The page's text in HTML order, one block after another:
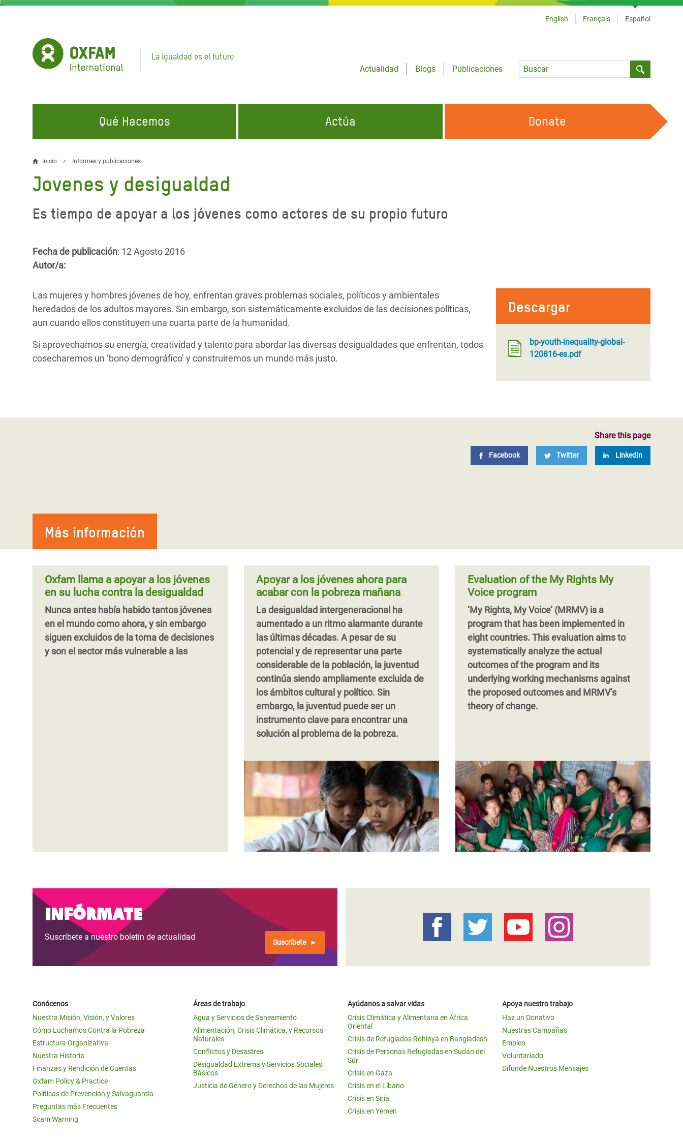
Pasar
La igualdad es el futuro
Actualidad
Blogs
Publicaciones
Language
English Français Español
Qué Hacemos
EN QUÉ TRABAJAMOS
Agua y Servicios de
Saneamiento
Alimentación, Crisis Climática,
Conflictos y Desastres
Desigualdad Extrema y
Inequality and Rights in a
Digital Age
Gender, Rights, and Justice
Gaza Crisis Appeal
Líbano
Crisis de Refugiados Rohinyá
en Bangladesh
Crisis en Siria
Actúa
ÚNETE A NUESTRAS CAMPAÑAS
Climate Justice
Únete a Nuestra Comunidad para
Erradiquemos el Sufrimiento Humano que
se Oculta tras los Alimentos
¡Basta! Acabemos con las violencias contra
mujeres y niñas
Donate
Sobrescribir
enlaces
de
a
navegación
Inicio Informes y publicaciones
Jovenes y desigualdad
Es tiempo de apoyar a los jóvenes como actores de su propio futuro
Fecha de publicación: 12 Agosto 2016
Autor/a:
Descargar
bp-youth-inequality-global-
120816-es.pdf
Las mujeres y hombres jóvenes de hoy, enfrentan graves problemas sociales, políticos y ambientales
heredados de los adultos mayores. Sin embargo, son sistemáticamente excluidos de las decisiones políticas,
aun cuando ellos constituyen una cuarta parte de la humanidad.
Si aprovechamos su energía, creatividad y talento para abordar las diversas desigualdades que enfrentan, todos
cosecharemos un ‘bono demográfico’ y construiremos un mundo más justo.
Share this page
Facebook Twitter LinkedIn
Más información
Oxfam llama a apoyar a los jóvenes
en su lucha contra la desigualdad
Nunca antes había habido tantos jóvenes
en el mundo como ahora, y sin embargo
siguen excluidos de la toma de decisiones
y son el sector más vulnerable a las
Apoyar a los jóvenes ahora para
acabar con la pobreza mañana
La desigualdad intergeneracional ha
aumentado a un ritmo alarmante durante
las últimas décadas. A pesar de su
potencial y de representar una parte
considerable de la población, la juventud
continúa siendo ampliamente excluida de
los ámbitos cultural y político. Sin
embargo, la juventud puede ser un
instrumento clave para encontrar una
solución al problema de la pobreza.
Evaluation of the My Rights My
Voice program
‘My Rights, My Voice’ (MRMV) is a
program that has been implemented in
eight countries. This evaluation aims to
systematically analyze the actual
outcomes of the program and its
underlying working mechanisms against
the proposed outcomes and MRMV’s
theory of change.
Infórmate
Suscríbete a nuestro boletín de actualidad
Suscríbete
Conócenos
Nuestra Misión, Visión, y Valores
Cómo Luchamos Contra la Pobreza
Estructura Organizativa
Nuestra Historia
Finanzas y Rendición de Cuentas
Oxfam Policy & Practice
Políticas de Prevención y Salvaguardia
Preguntas más Frecuentes
Scam Warning
Áreas de trabajo
Agua y Servicios de Saneamiento
Alimentación, Crisis Climática, y Recursos
Naturales
Conflictos y Desastres
Desigualdad Extrema y Servicios Sociales
Básicos
Justicia de Género y Derechos de las Mujeres
Ayúdanos a salvar vidas
Crisis Climática y Alimentaria en África
Oriental
Crisis de Refugiados Rohinyá en Bangladesh
Crisis de Personas Refugiadas en Sudán del
Sur
Crisis en Gaza
Crisis en el Líbano
Crisis en Siria
Crisis en Yemen
Apoya nuestro trabajo
Haz un Donativo
Nuestras Campañas
Empleo
Voluntariado
Difunde Nuestros Mensajes